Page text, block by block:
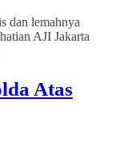
dan lemahnya
AJI Jakarta
Atas